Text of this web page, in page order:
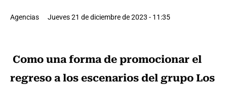
Agencias Jueves 21 de diciembre de 2023 - 11:35
Como una forma de promocionar el
regreso a los escenarios del grupo Los